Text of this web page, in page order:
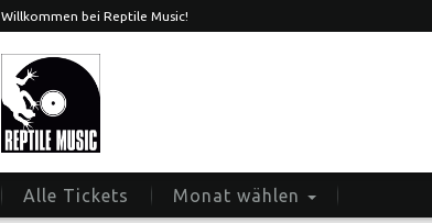
Willkommen bei Reptile Music!
Alle Tickets Monat wählen